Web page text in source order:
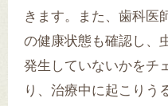
きます。また、歯科医
の健康状態も確認し、
発生していないかをチ
り、治療中に起こりう